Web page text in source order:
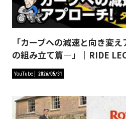
「カーブへの減速と向き変
の組み立て篇―」｜RIDE
YouTube 2026/05/31